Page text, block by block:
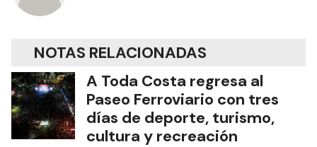
NOTAS RELACIONADAS
A Toda Costa regresa al
Paseo Ferroviario con tres
días de deporte, turismo,
cultura y recreación